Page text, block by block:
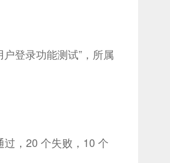
登录功能测试”，所属
，20 个失败，10 个